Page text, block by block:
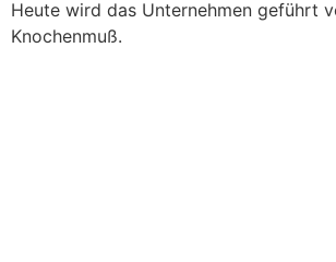
Heute wird das Unternehmen geführt
Knochenmuß.